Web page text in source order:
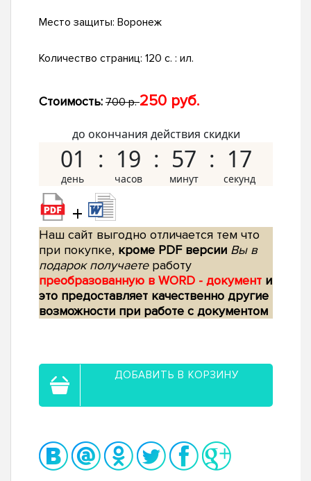
Место защиты: Воронеж
Количество страниц: 120 с. : ил.
Стоимость: 700 р.250 руб.
до окончания действия скидки
01 19 57 17
+
Наш сайт выгодно отличается тем что
при покупке, кроме PDF версии Вы в
подарок получаетеработу
преобразованную в WORD - документ и
это предоставляет качественно другие
возможности при работе с документом
ДОБАВИТЬ В КОРЗИНУ